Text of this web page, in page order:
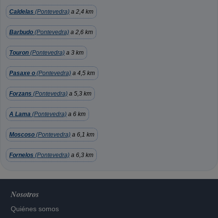
Caldelas (Pontevedra) a 2,4 km
Barbudo (Pontevedra) a 2,6 km
Touron (Pontevedra) a 3 km
Pasaxe o (Pontevedra) a 4,5 km
Forzans (Pontevedra) a 5,3 km
A Lama (Pontevedra) a 6 km
Moscoso (Pontevedra) a 6,1 km
Fornelos (Pontevedra) a 6,3 km
Nosotros
Quiénes somos